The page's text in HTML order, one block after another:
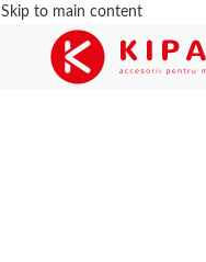
Skip to main content